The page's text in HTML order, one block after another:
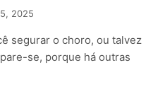
2025
segurar o choro, ou talvez
se, porque há outras